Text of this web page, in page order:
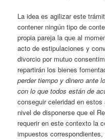
La idea es agilizar este
contener ningún tipo de
propia pareja la que al
acto de estipulaciones y
divorcio por mutuo
repartirán los bienes
perder tiempo y dinero ante
con lo que todos están de
conseguir celeridad en
nivel de disponerse que el
requerir en este contexto la
impuestos